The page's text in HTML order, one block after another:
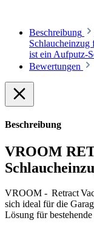
Beschreibung
ist ein
Bewertungen
Beschreibung
VROOM
VROOM - Retract
sich ideal für die
Lösung für